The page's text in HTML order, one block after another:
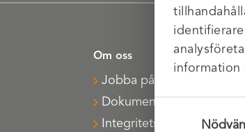
information
Samtyckesval
Om oss
Jobba på XR
Dokument
Integritetspolicy